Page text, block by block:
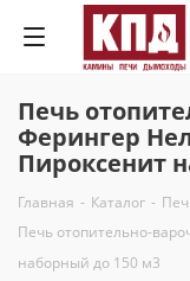
Печь
Ферингер
Пироксенит
Главная - Каталог -
Печь отопительно-
наборный до 150 м3